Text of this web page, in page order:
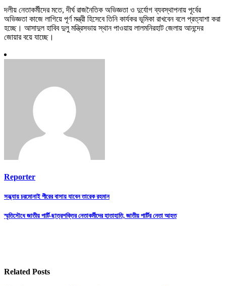
দলীয় নেতাকর্মীদের মতে, দীর্ঘ রাজনৈতিক অভিজ্ঞতা ও দুর্যোগ ব্যবস্থাপনায় পূর্বের
অভিজ্ঞতা কাজে লাগিয়ে পূর্ণ মন্ত্রী হিসেবে তিনি কার্যকর ভূমিকা রাখবেন বলে প্রত্যাশা করা
হচ্ছে। আসাদুল হাবিব দুলু মন্ত্রিসভায় স্থান পাওয়ায় লালমনিরহাট জেলায় আনন্দের
জোয়ার বয়ে যাচ্ছে।
Reporter
Post
navigation
সন্ধ্যায় চরমোনাই পীরের বাসায় যাবেন তারেক রহমান
স্মৃতিসৌধে জাতীয় পার্টি-ছাত্রশক্তির নেতাকর্মীদের হাতাহাতি, জাতীয় পার্টির নেতা আহত
Related Posts